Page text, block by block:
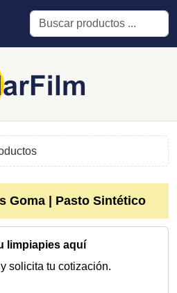
Buscar
Goma | Pasto Sintético
limpiapies aquí
solicita tu cotización.